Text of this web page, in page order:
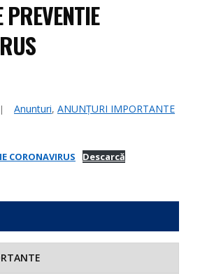
Anunturi, ANUNȚURI IMPORTANTE
CORONAVIRUS Descarcă